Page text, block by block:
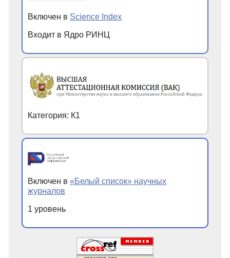
Включен в Science Index
Входит в Ядро РИНЦ
Категория: К1
Включен в «Белый список» научных
журналов
1 уровень